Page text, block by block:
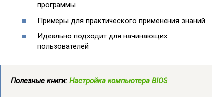
программы
Примеры для практического применения знаний
Идеально подходит для начинающих
пользователей
Полезные книги: Настройка компьютера BIOS